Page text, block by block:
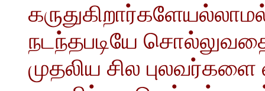
நடந்தபடியே
முதலிய சில